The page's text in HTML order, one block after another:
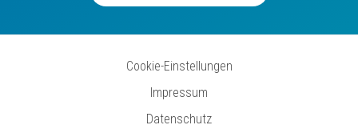
Cookie-Einstellungen
Impressum
Datenschutz